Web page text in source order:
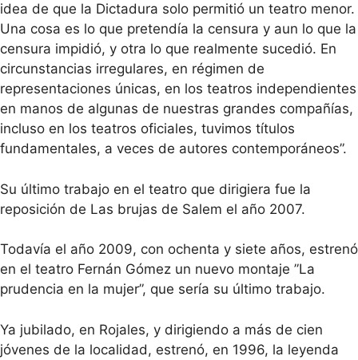
idea de que la Dictadura solo permitió un teatro menor.
Una cosa es lo que pretendía la censura y aun lo que la
censura impidió, y otra lo que realmente sucedió. En
circunstancias irregulares, en régimen de
representaciones únicas, en los teatros independientes
en manos de algunas de nuestras grandes compañías,
incluso en los teatros oficiales, tuvimos títulos
fundamentales, a veces de autores contemporáneos”.
Su último trabajo en el teatro que dirigiera fue la
reposición de Las brujas de Salem el año 2007.
Todavía el año 2009, con ochenta y siete años, estrenó
en el teatro Fernán Gómez un nuevo montaje ”La
prudencia en la mujer”, que sería su último trabajo.
Ya jubilado, en Rojales, y dirigiendo a más de cien
jóvenes de la localidad, estrenó, en 1996, la leyenda